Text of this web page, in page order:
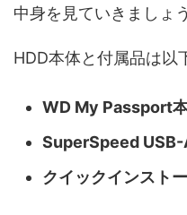
中身を見ていきましょう
HDD本体と付属品は以
WD My Passport
SuperSpeed USB-
クイックインスト